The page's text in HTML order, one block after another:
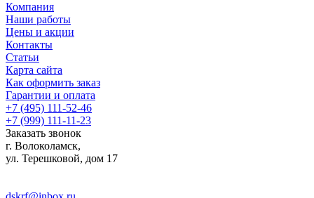
Компания
Наши работы
Цены и акции
Контакты
Статьи
Карта сайта
Как оформить заказ
Гарантии и оплата
+7 (495) 111-52-46
+7 (999) 111-11-23
Заказать звонок
г. Волоколамск,
ул. Терешковой, дом 17